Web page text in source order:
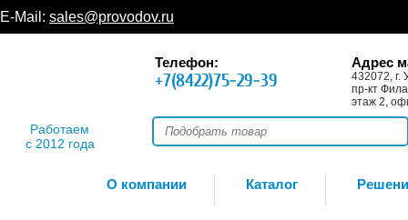
E-Mail: sales@provodov.ru
Работаем
с 2012 года
Телефон:
+7(8422)75-29-39
Адрес
432072, г.
пр-кт
этаж 2,
О компании Каталог